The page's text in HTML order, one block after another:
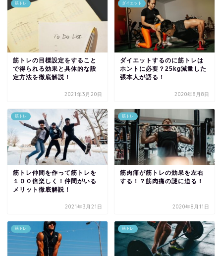
筋トレ
筋トレの目標設定をすること
で得られる効果と具体的な設
定方法を徹底解説！
2021年3月20日
ダイエット
ダイエットするのに筋トレは
ホントに必要？25kg減量した
張本人が語る！
2020年8月8日
筋トレ
筋トレ仲間を作って筋トレを
１００倍楽しく！仲間がいる
メリット徹底解説！
2021年3月21日
筋トレ
筋肉痛が筋トレの効果を左右
する！？筋肉痛の謎に迫る！
2020年8月11日
筋トレ 筋トレ